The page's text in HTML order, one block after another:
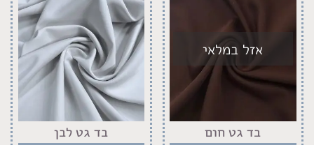
אזל במלאי
בד גט חום בד גט לבן